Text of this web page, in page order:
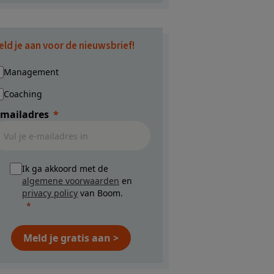
je aan voor de nieuwsbrief!
Management
Coaching
Ik ga akkoord met de
algemene voorwaarden en
privacy policy van Boom.
Meld je gratis aan >